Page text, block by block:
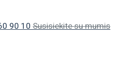
90 10 Susisiekite su mumis